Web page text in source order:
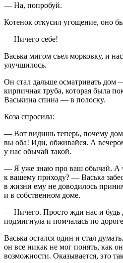
— На, попробуй.
Котенок откусил угощение, оно
— Ничего себе!
Васька мигом съел морковку, и
улучшилось.
Он стал дальше осматривать дом
кирпичная труба, которая была
Васькина спина — в полоску.
Коза спросила:
— Вот видишь теперь, почему дом
вы оба! Иди, обживайся. А
у нас обычай такой.
— Я уже знаю про ваш обычай. А
к вашему приходу? — Васька
в жизни ему не доводилось
и в собственном доме.
— Ничего. Просто жди нас и
подмигнула и помчалась по
Васька остался один и стал
он все никак не мог понять, как
возможности. Оказывается, это